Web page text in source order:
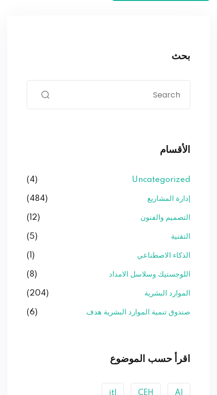
بحث
الأقسام
Uncategorized
(4)
إدارة المشاريع (484)
التصميم والفنون (12)
التقنية (5)
الذكاء الاصطناعي (1)
اللوجستيك وسلاسل الامداد (8)
الموارد البشرية (204)
صندوق تنمية الموارد البشرية هدف (6)
اقرأ حسب الموضوع
AI
CEH
itl